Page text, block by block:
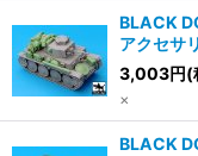
BLACK
アクセサ
3,003円(
×
BLACK